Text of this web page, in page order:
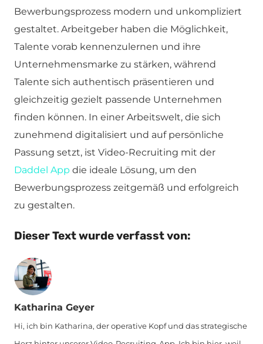
Bewerbungsprozess modern und unkompliziert
gestaltet. Arbeitgeber haben die Möglichkeit,
Talente vorab kennenzulernen und ihre
Unternehmensmarke zu stärken, während
Talente sich authentisch präsentieren und
gleichzeitig gezielt passende Unternehmen
finden können. In einer Arbeitswelt, die sich
zunehmend digitalisiert und auf persönliche
Passung setzt, ist Video-Recruiting mit der
Daddel App die ideale Lösung, um den
Bewerbungsprozess zeitgemäß und erfolgreich
zu gestalten.
Dieser Text wurde verfasst von:
Katharina Geyer
Hi, ich bin Katharina, der operative Kopf und das strategische